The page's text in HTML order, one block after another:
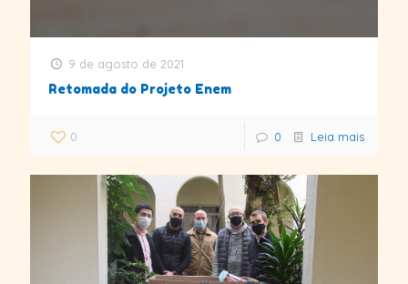
9 de agosto de 2021
Retomada do Projeto Enem
0 0 Leia mais